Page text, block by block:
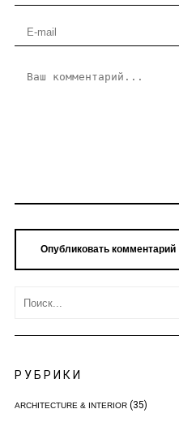
РУБРИКИ
ARCHITECTURE & INTERIOR(35)